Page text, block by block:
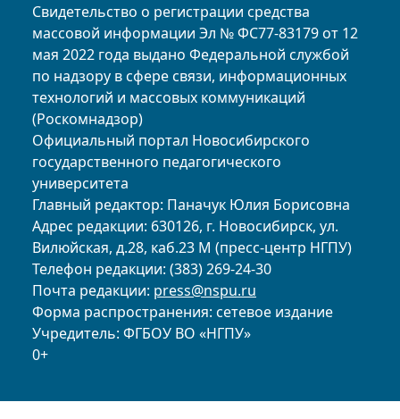
Свидетельство о регистрации средства
массовой информации Эл № ФС77-83179 от 12
мая 2022 года выдано Федеральной службой
по надзору в сфере связи, информационных
технологий и массовых коммуникаций
(Роскомнадзор)
Официальный портал Новосибирского
государственного педагогического
университета
Главный редактор: Паначук Юлия Борисовна
Адрес редакции: 630126, г. Новосибирск, ул.
Вилюйская, д.28, каб.23 М (пресс-центр НГПУ)
Телефон редакции: (383) 269-24-30
Почта редакции: press@nspu.ru
Форма распространения: сетевое издание
Учредитель: ФГБОУ ВО «НГПУ»
0+